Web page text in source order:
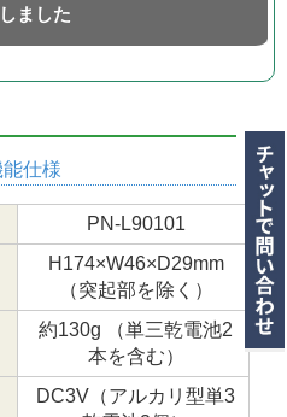
ました
能仕様
PN-L90101
H174×W46×D29mm
（突起部を除く）
約130g （単三乾電池2
本を含む）
DC3V（アルカリ型単3